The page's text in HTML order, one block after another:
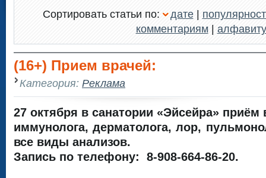
Сортировать статьи по: дате|
комментариям| алфавиту
(16+) Прием врачей:
Категория: Реклама
27 октября в санатории «Эйсейра» приём
иммунолога, дерматолога, лор,
все виды анализов.
Запись по телефону: 8-908-664-86-20.